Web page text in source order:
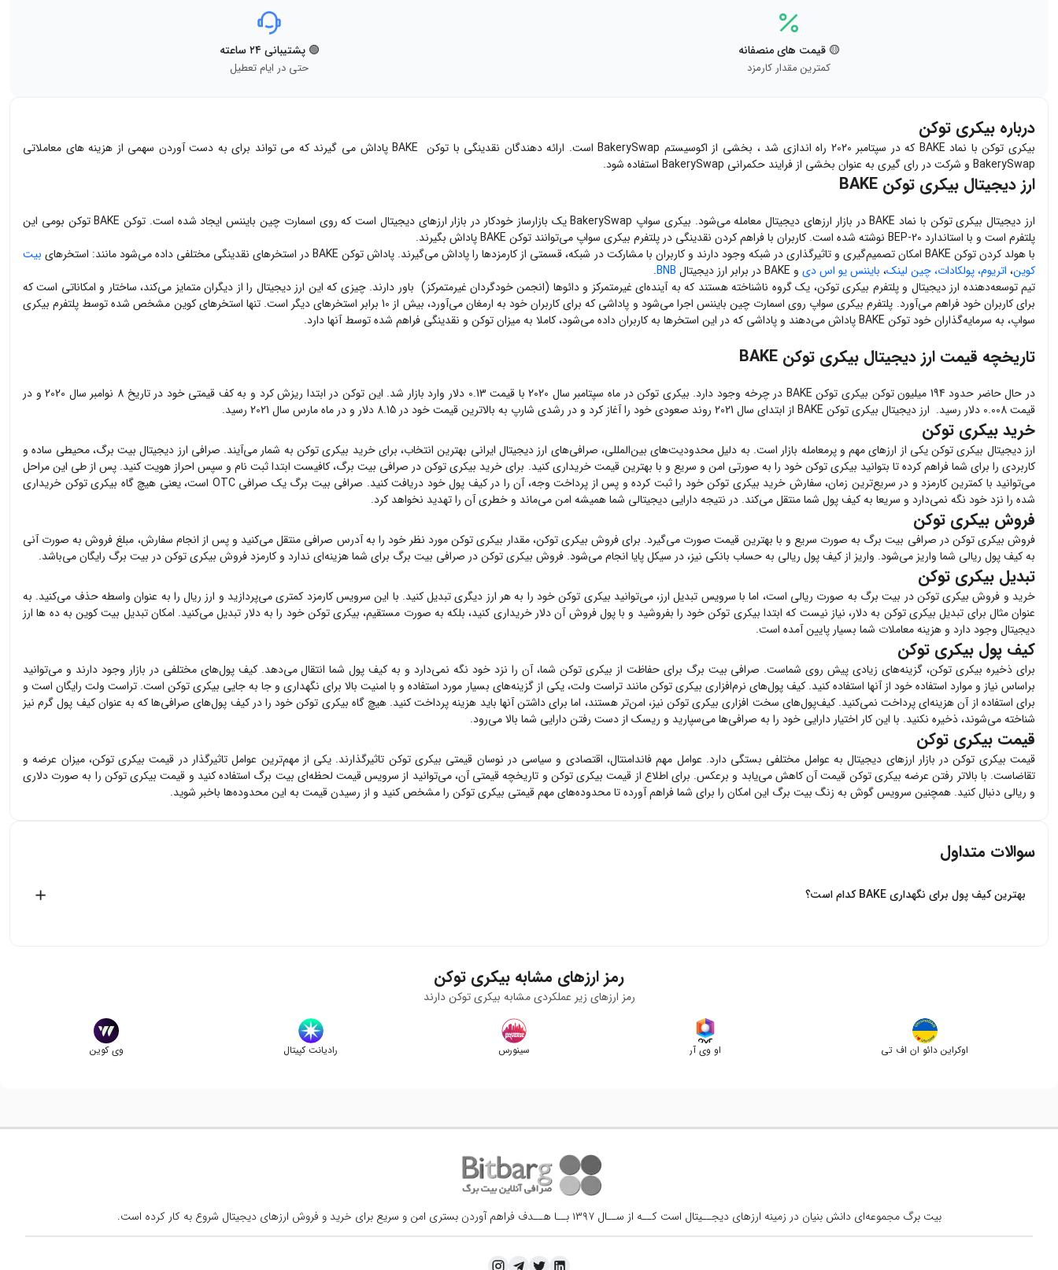
🟡 قیمت های منصفانه
کمترین مقدار کارمزد
🟢 پشتیبانی ۲۴ ساعته
حتی در ایام تعطیل
درباره بیکری توکن
بیکری توکن با نماد BAKE که در سپتامبر 2020 راه اندازی شد ، بخشی از اکوسیستم BakerySwap است. ارائه دهندگان نقدینگی با توکن BAKE پاداش می گیرند که می تواند برای به دست آوردن سهمی از هزینه های معاملاتی
BakerySwap و شرکت در رای گیری به عنوان بخشی از فرایند حکمرانی BakerySwap استفاده شود.
ارز دیجیتال بیکری توکن BAKE
ارز دیجیتال بیکری توکن با نماد BAKE در بازار ارزهای دیجیتال معامله می‌شود. بیکری سواپ BakerySwap یک بازارساز خودکار در بازار ارزهای دیجیتال است که روی اسمارت چین بایننس ایجاد شده است. توکن BAKE توکن بومی این
پلتفرم است و با استاندارد BEP-20 نوشته شده است. کاربران با فراهم کردن نقدینگی در پلتفرم بیکری سواپ می‌توانند توکن BAKE پاداش بگیرند.
با هولد کردن توکن BAKE امکان تصمیم‌گیری و تاثیرگذاری در شبکه وجود دارند و کاربران با مشارکت در شبکه، قسمتی از کارمزدها را پاداش می‌گیرند. پاداش توکن BAKE در استخرهای نقدینگی مختلفی داده می‌شود مانند: استخرهای
بیت
کوین، اتریوم،پولکادات،چین لینک، بایننس یو اس دی و BAKE در برابر ارز دیجیتال BNB
.
تیم توسعه‌دهنده ارز دیجیتال و پلتفرم بیکری توکن، یک گروه ناشناخته هستند که به آینده‌ای غیرمتمرکز و دائوها (انجمن خودگردان غیرمتمرکز) باور دارند. چیزی که این ارز دیجیتال را از دیگران متمایز می‌کند، ساختار و امکاناتی است که
برای کاربران خود فراهم می‌آورد. پلتفرم بیکری سواپ روی اسمارت چین بایننس اجرا می‌شود و پاداشی که برای کاربران خود به ارمغان می‌آورد، بیش از 10 برابر استخرهای دیگر است. تنها استخرهای کوین مشخص شده توسط پلتفرم بیکری
سواپ، به سرمایه‌گذاران خود توکن BAKE پاداش می‌دهند و پاداشی که در این استخرها به کاربران داده می‌شود، کاملا به میزان توکن و نقدینگی فراهم شده توسط آنها دارد.
تاریخچه قیمت ارز دیجیتال بیکری توکن BAKE
در حال حاضر حدود 194 میلیون توکن بیکری توکن BAKE در چرخه وجود دارد. بیکری توکن در ماه سپتامبر سال 2020 با قیمت 0.13 دلار وارد بازار شد. این توکن در ابتدا ریزش کرد و به کف قیمتی خود در تاریخ 8 نوامبر سال 2020 و در
قیمت 0.008 دلار رسید. ارز دیجیتال بیکری توکن BAKE از ابتدای سال 2021 روند صعودی خود را آغاز کرد و در رشدی شارپ به بالاترین قیمت خود در 8.15 دلار و در ماه مارس سال 2021 رسید.
خرید بیکری توکن
ارز دیجیتال بیکری توکنیکی از ارزهای مهم و پرمعامله بازار است. به دلیل محدودیت‌های بین‌المللی، صرافی‌های ارز دیجیتال ایرانی بهترین انتخاب، برای خرید بیکری توکنبه شمار می‌آیند. صرافی ارز دیجیتال بیت برگ، محیطی ساده و
کاربردی را برای شما فراهم کرده تا بتوانید بیکری توکنخود را به صورتی امن و سریع و با بهترین قیمت خریداری کنید. برای خرید بیکری توکندر صرافی بیت برگ، کافیست ابتدا ثبت نام و سپس احراز هویت کنید. پس از طی این مراحل
می‌توانید با کمترین کارمزد و در سریع‌ترین زمان، سفارش خرید بیکری توکنخود را ثبت کرده و پس از پرداخت وجه، آن را در کیف پول خود دریافت کنید. صرافی بیت برگ یک صرافی OTC است، یعنی هیچ گاه بیکری توکن خریداری
شده را نزد خود نگه نمی‌دارد و سریعا به کیف پول شما منتقل می‌کند. در نتیجه دارایی دیجیتالی شما همیشه امن می‌ماند و خطری آن را تهدید نخواهد کرد.
فروش بیکری توکن
فروش بیکری توکندر صرافی بیت برگ به صورت سریع و با بهترین قیمت صورت می‌گیرد. برای فروش بیکری توکن، مقدار بیکری توکنمورد نظر خود را به آدرس صرافی منتقل می‌کنید و پس از انجام سفارش، مبلغ فروش به صورت آنی
به کیف پول ریالی شما واریز می‌شود. واریز از کیف پول ریالی به حساب بانکی نیز، در سیکل پایا انجام می‌شود. فروش بیکری توکندر صرافی بیت برگ برای شما هزینه‌ای ندارد و کارمزد فروش بیکری توکندر بیت برگ رایگان می‌باشد.
تبدیل بیکری توکن
خرید و فروش بیکری توکندر بیت برگ به صورت ریالی است، اما با سرویس تبدیل ارز، می‌توانید بیکری توکنخود را به هر ارز دیگری تبدیل کنید. با این سرویس کارمزد کمتری می‌پردازید و ارز ریال را به عنوان واسطه حذف می‌کنید. به
عنوان مثال برای تبدیل بیکری توکن به دلار، نیاز نیست که ابتدا بیکری توکنخود را بفروشید و با پول فروش آن دلار خریداری کنید، بلکه به صورت مستقیم، بیکری توکنخود را به دلار تبدیل می‌کنید. امکان تبدیل بیت کوین به ده ها ارز
دیجیتال وجود دارد و هزینه معاملات شما بسیار پایین آمده است.
کیف پول بیکری توکن
برای ذخیره بیکری توکن، گزینه‌های زیادی پیش روی شماست. صرافی بیت برگ برای حفاظت از بیکری توکن شما، آن را نزد خود نگه نمی‌دارد و به کیف پول شما انتقال می‌دهد. کیف پول‌های مختلفی در بازار وجود دارند و می‌توانید
براساس نیاز و موارد استفاده خود از آنها استفاده کنید. کیف پول‌های نرم‌افزاری بیکری توکنمانند تراست ولت، یکی از گزینه‌های بسیار مورد استفاده و با امنیت بالا برای نگهداری و جا به جایی بیکری توکناست. تراست ولت رایگان است و
برای استفاده از آن هزینه‌ای پرداخت نمی‌کنید. کیف‌پول‌های سخت افزاری بیکری توکننیز، امن‌تر هستند، اما برای داشتن آنها باید هزینه پرداخت کنید. هیچ گاه بیکری توکنخود را در کیف پول‌های صرافی‌ها که به عنوان کیف پول گرم نیز
شناخته می‌شوند، ذخیره نکنید. با این کار اختیار دارایی خود را به صرافی‌ها می‌سپارید و ریسک از دست رفتن دارایی شما بالا می‌رود.
قیمت بیکری توکن
قیمت بیکری توکندر بازار ارزهای دیجیتال به عوامل مختلفی بستگی دارد. عوامل مهم فاندامنتال، اقتصادی و سیاسی در نوسان قیمتی بیکری توکن تاثیرگذارند. یکی از مهم‌ترین عوامل تاثیرگذار در قیمت بیکری توکن، میزان عرضه و
تقاضاست. با بالاتر رفتن عرضه بیکری توکن قیمت آن کاهش می‌یابد و برعکس. برای اطلاع از قیمت بیکری توکن و تاریخچه قیمتی آن، می‌توانید از سرویس قیمت لحظه‌ای بیت برگ استفاده کنید و قیمت بیکری توکن را به صورت دلاری
و ریالی دنبال کنید. همچنین سرویس گوش به زنگ بیت برگ این امکان را برای شما فراهم آورده تا محدوده‌های مهم قیمتی بیکری توکن را مشخص کنید و از رسیدن قیمت به این محدوده‌ها باخبر شوید.
سوالات متداول
بهترین کیف پول برای نگهداری BAKE کدام است؟
رمز ارزهای مشابه بیکری توکن
رمز ارزهای زیر عملکردی مشابه بیکری توکندارند
اوکراین دائو ان اف تی او وی آر سینورس رادیانت کپیتال وی کوین
بیت برگ مجموعه‌ای دانش بنیان در زمینه ارزهای دیجــیتال است کــه از ســال ۱۳۹۷ بــا هــدف فراهم آوردن بستری امن و سریع برای خرید و فروش ارزهای دیجیتال شروع به کار کرده است.